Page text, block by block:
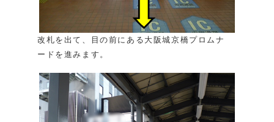
改札を出て、目の前にある大阪城京橋プロムナ
ードを進みます。